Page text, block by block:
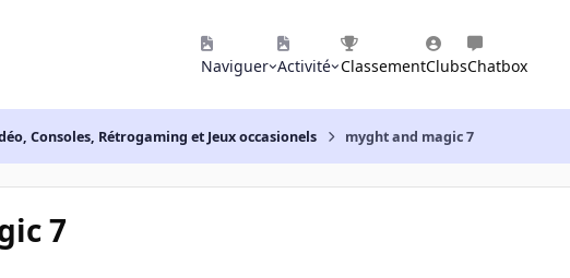
Naviguer Activité ClassementClubsChatbox
Consoles, Rétrogaming et Jeux occasionels myght and magic 7
7